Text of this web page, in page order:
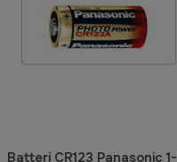
Batteri CR123 Panasonic 1-